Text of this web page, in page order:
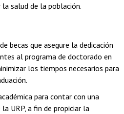
salud de la población.
becas que asegure la dedicación
al programa de doctorado en
los tiempos necesarios para
para contar con una
URP, a fin de propiciar la